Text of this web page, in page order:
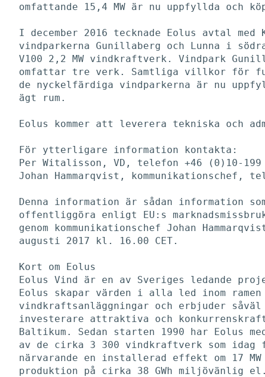
omfattande 15,4 MW är nu uppfyllda
I december 2016 tecknade Eolus avtal
vindparkerna Gunillaberg och Lunna i
V100 2,2 MW vindkraftverk. Vindpark
omfattar tre verk. Samtliga villkor för
de nyckelfärdiga vindparkerna är nu
ägt rum.
Eolus kommer att leverera tekniska och
För ytterligare information kontakta:
Per Witalisson, VD, telefon +46 (0)10-199
Johan Hammarqvist, kommunikationschef,
Denna information är sådan information
offentliggöra enligt EU:s
genom kommunikationschef Johan
augusti 2017 kl. 16.00 CET.
Kort om Eolus
Eolus Vind är en av Sveriges ledande
Eolus skapar värden i alla led inom
vindkraftsanläggningar och erbjuder
investerare attraktiva och
Baltikum. Sedan starten 1990 har Eolus
av de cirka 3 300 vindkraftverk som
närvarande en installerad effekt om 17
produktion på cirka 38 GWh miljövänlig